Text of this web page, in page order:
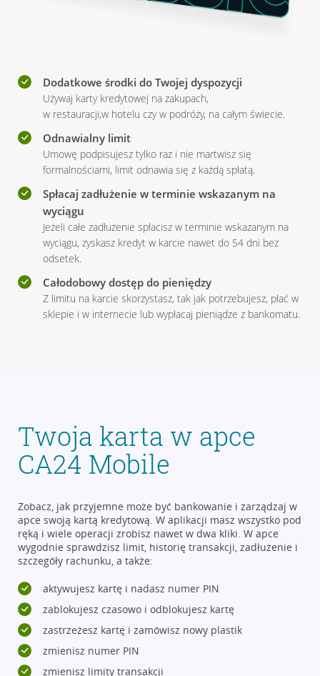
Dodatkowe środki do Twojej dyspozycji
Używaj karty kredytowej na zakupach,
w restauracji,w hotelu czyw podróży, na całymświecie.
Odnawialny limit
Umowę podpisujesz tylko raz i nie martwiszsię
formalnościami, limit odnawia się z każdąspłatą.
Spłacaj zadłużenie w terminie wskazanym na
wyciągu
Jeżeli całe zadłużenie spłacisz w terminie wskazanym na
wyciągu, zyskasz kredyt w karcie nawet do 54 dni bez
odsetek.
Całodobowy dostęp do pieniędzy
Z limitu na karcie skorzystasz, tak jak potrzebujesz, płać w
sklepie i w internecie lub wypłacaj pieniądze z bankomatu.
Twoja karta w apce
CA24 Mobile
Zobacz, jak przyjemne może być bankowanie i zarządzaj w
apce swoją kartą kredytową. W aplikacji masz wszystko pod
ręką i wiele operacji zrobisz nawet w dwa kliki. W apce
wygodnie sprawdzisz limit, historię transakcji, zadłużenie i
szczegóły rachunku, a także:
aktywujesz kartę i nadasz numer PIN
zablokujesz czasowo i odblokujesz kartę
zastrzeżesz kartę i zamówisz nowy plastik
zmienisz numer PIN
zmienisz limity transakcji